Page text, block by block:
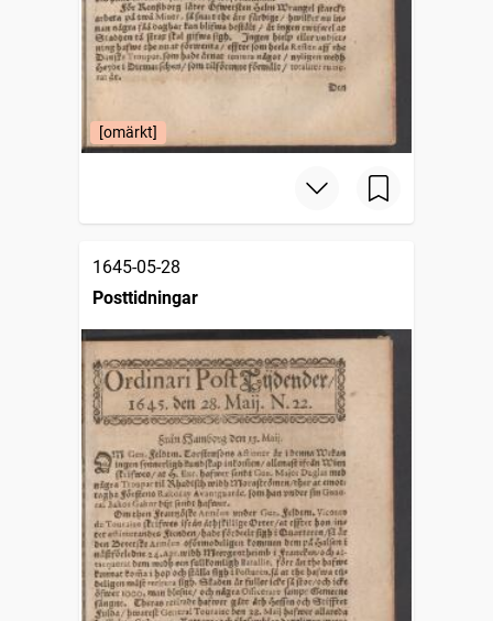
[omärkt]
1645-05-28
Posttidningar